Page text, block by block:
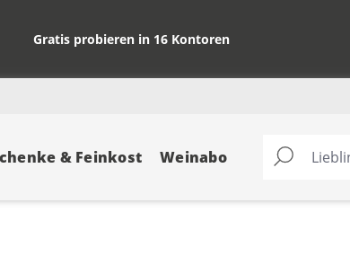
Gratis probieren in 16 Kontoren
& Feinkost Weinabo